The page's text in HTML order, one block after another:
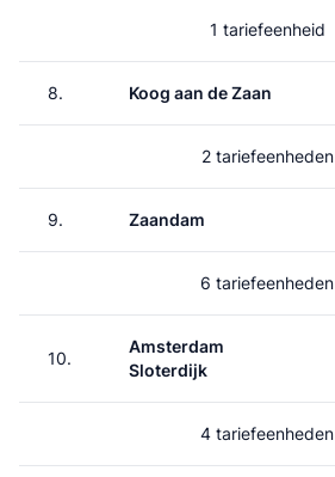
1 tariefeenheid
8. Koog aan de Zaan
2 tariefeenheden
9. Zaandam
6 tariefeenheden
10.
Amsterdam
Sloterdijk
4 tariefeenheden